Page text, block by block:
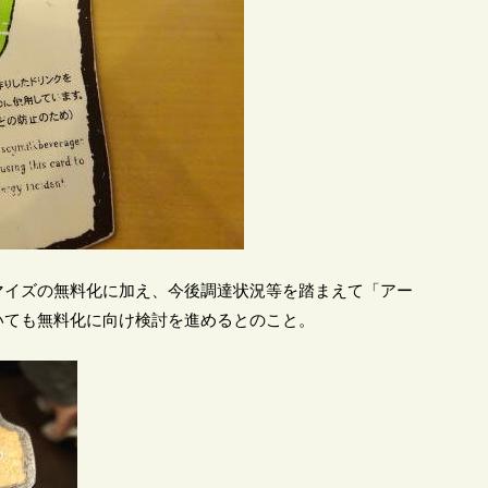
ズの無料化に加え、今後調達状況等を踏まえて「アー
も無料化に向け検討を進めるとのこと。